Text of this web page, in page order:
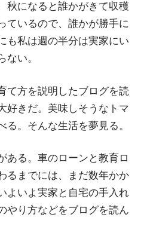
秋になると誰かがきて収穫
ているので、誰かが勝手に
も私は週の半分は実家にい
ない。
て方を説明したブログを読
好きだ。美味しそうなトマ
る。そんな生活を夢見る。
ある。車のローンと教育ロ
るまでには、まだ数年かか
よいよ実家と自宅の手入れ
やり方などをブログを読ん